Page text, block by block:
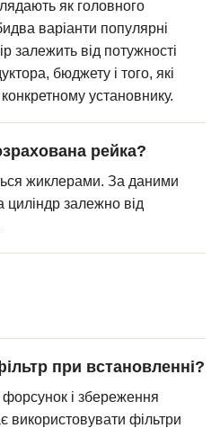
як головного
варіанти популярні
залежить від потужності
бюджету і того, які
установнику.
рейка?
жиклерами. За даними
залежно від
при встановленні?
і збереження
використовувати фільтри